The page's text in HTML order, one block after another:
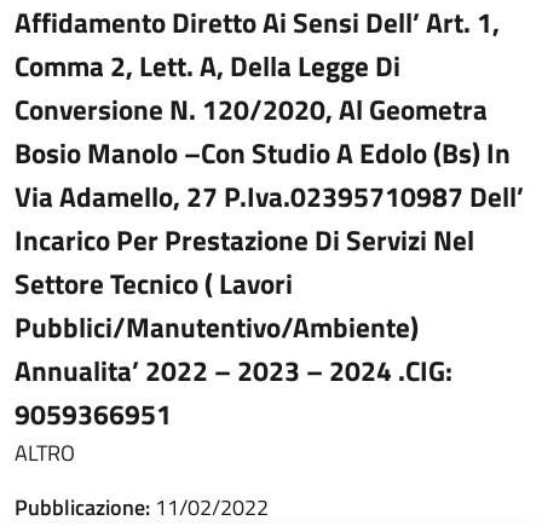
Affidamento Diretto Ai Sensi Dell’ Art. 1,
Comma 2, Lett. A, Della Legge Di
Conversione N. 120/2020, Al Geometra
Bosio Manolo –Con Studio A Edolo (Bs) In
Via Adamello, 27 P.Iva.02395710987 Dell’
Incarico Per Prestazione Di Servizi Nel
Settore Tecnico ( Lavori
Pubblici/Manutentivo/Ambiente)
Annualita’ 2022 – 2023 – 2024 .CIG:
9059366951
ALTRO
Pubblicazione: 11/02/2022